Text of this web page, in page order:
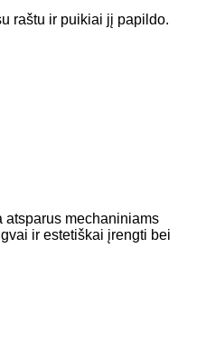
raštu ir puikiai jį papildo.
atsparus mechaniniams
ir estetiškai įrengti bei